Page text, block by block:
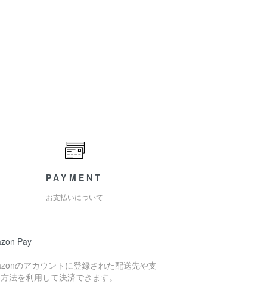
PAYMENT
お支払いについて
Pay
のアカウントに登録された配送先や支
法を利用して決済できます。